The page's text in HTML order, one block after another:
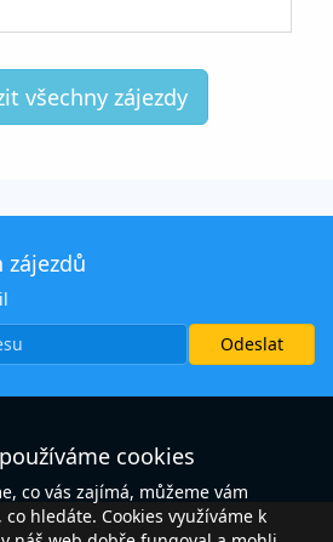
všechny zájezdy
cookies
co vás zajímá, můžeme vám
hledáte. Cookies využíváme k